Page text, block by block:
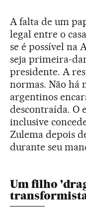
A falta de um
legal entre o
se é possível na
seja primeira-
presidente. A
normas. Não há
argentinos
descontraída. O
inclusive
Zulema depois
durante seu
Um filho